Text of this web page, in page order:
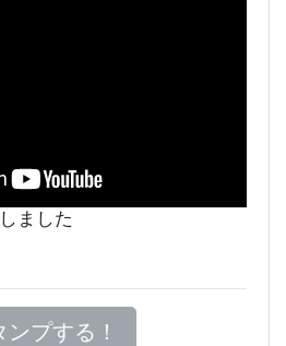
ました
ンプする！